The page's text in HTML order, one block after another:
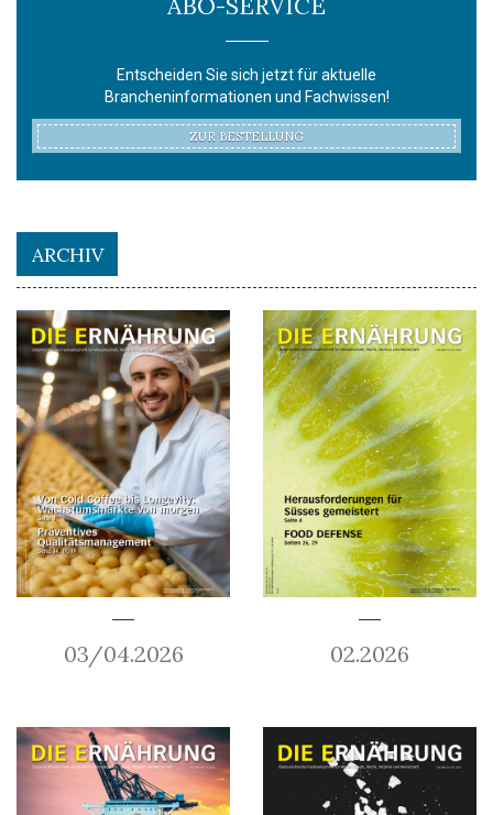
Entscheiden Sie sich jetzt für aktuelle
Brancheninformationen und Fachwissen!
ZUR BESTELLUNG
ARCHIV
03/04.2026 02.2026